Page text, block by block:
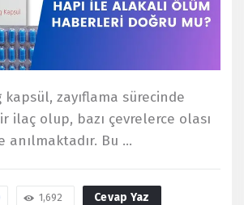
kapsül, zayıflama sürecinde
ilaç olup, bazı çevrelerce olası
Bu ...
1,692 Cevap Yaz